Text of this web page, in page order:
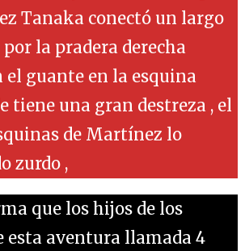
Tanaka conectó un largo
la pradera derecha
el guante en la esquina
tiene una gran destreza , el
de Martínez lo
zurdo ,
que los hijos de los
esta aventura llamada 4